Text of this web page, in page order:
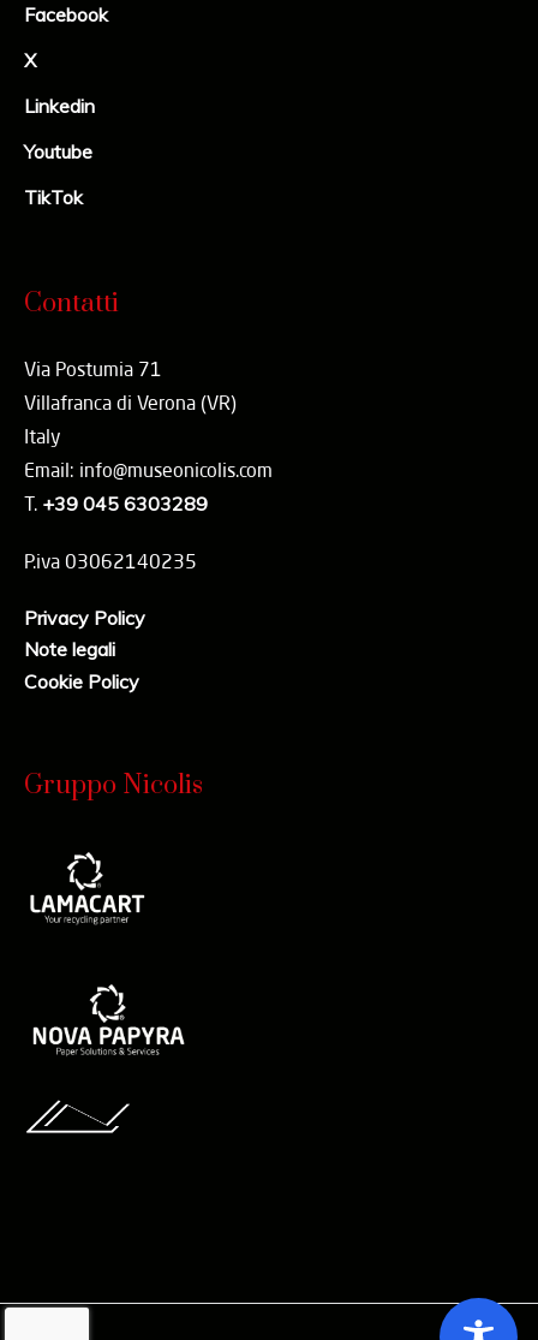
Facebook
X
Linkedin
Youtube
TikTok
Contatti
Via Postumia 71
Villafranca di Verona (VR)
Italy
Email: info@museonicolis.com
T. +39 045 6303289
P.iva 03062140235
Privacy Policy
Note legali
Cookie Policy
Gruppo Nicolis